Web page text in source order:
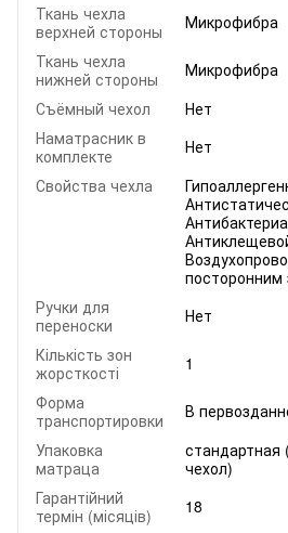
Ткань чехла
верхней стороны
Микрофибра
Ткань чехла
нижней стороны
Микрофибра
Съёмный чехол
Нет
Наматрасник в
комплекте
Нет
Свойства чехла
посторонним
Ручки для
переноски
Нет
Кількість зон
жорсткості
1
Форма
транспортировки
В
Упаковка
матраца
стандартная
чехол)
Гарантійний
термін (місяців)
18